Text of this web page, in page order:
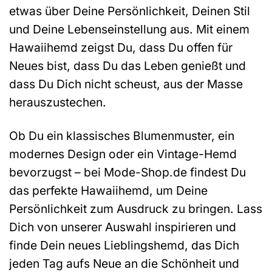
etwas über Deine Persönlichkeit, Deinen Stil
und Deine Lebenseinstellung aus. Mit einem
Hawaiihemd zeigst Du, dass Du offen für
Neues bist, dass Du das Leben genießt und
dass Du Dich nicht scheust, aus der Masse
herauszustechen.
Ob Du ein klassisches Blumenmuster, ein
modernes Design oder ein Vintage-Hemd
bevorzugst – bei Mode-Shop.de findest Du
das perfekte Hawaiihemd, um Deine
Persönlichkeit zum Ausdruck zu bringen. Lass
Dich von unserer Auswahl inspirieren und
finde Dein neues Lieblingshemd, das Dich
jeden Tag aufs Neue an die Schönheit und